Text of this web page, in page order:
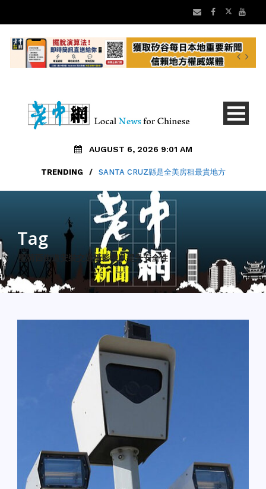
AUGUST 6, 2026 9:01 AM
TRENDING / SANTA CRUZ縣是全美房租最貴地方
Tag
聖荷西街道安裝交通攝影機以提升安全性